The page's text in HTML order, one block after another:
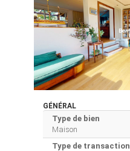
GÉNÉRAL
Type de bien
Maison
Type de transaction